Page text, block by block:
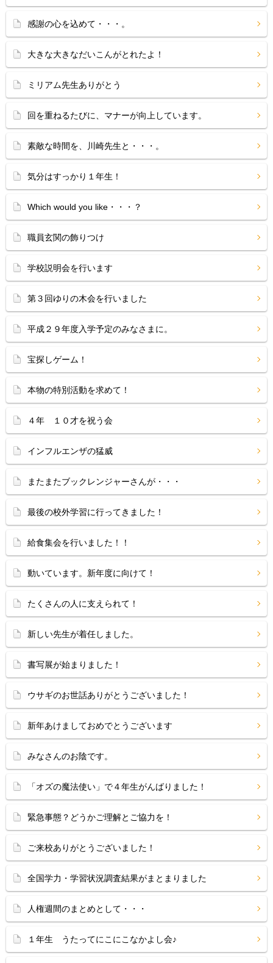
感謝の心を込めて・・・。
大きな大きなだいこんがとれたよ！
ミリアム先生ありがとう
回を重ねるたびに、マナーが向上しています。
素敵な時間を、川崎先生と・・・。
気分はすっかり１年生！
Which would you like・・・？
職員玄関の飾りつけ
学校説明会を行います
第３回ゆりの木会を行いました
平成２９年度入学予定のみなさまに。
宝探しゲーム！
本物の特別活動を求めて！
４年 １０才を祝う会
インフルエンザの猛威
またまたブックレンジャーさんが・・・
最後の校外学習に行ってきました！
給食集会を行いました！！
動いています。新年度に向けて！
たくさんの人に支えられて！
新しい先生が着任しました。
書写展が始まりました！
ウサギのお世話ありがとうございました！
新年あけましておめでとうございます
みなさんのお陰です。
「オズの魔法使い」で４年生がんばりました！
緊急事態？どうかご理解とご協力を！
ご来校ありがとうございました！
全国学力・学習状況調査結果がまとまりました
人権週間のまとめとして・・・
１年生 うたってにこにこなかよし会♪